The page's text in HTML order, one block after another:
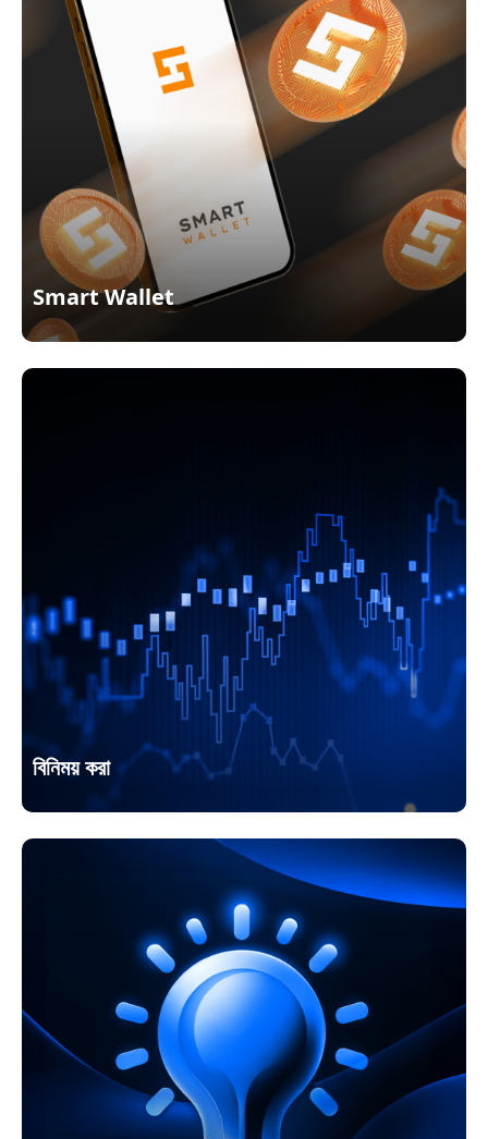
Smart Wallet
বিনিময় করা